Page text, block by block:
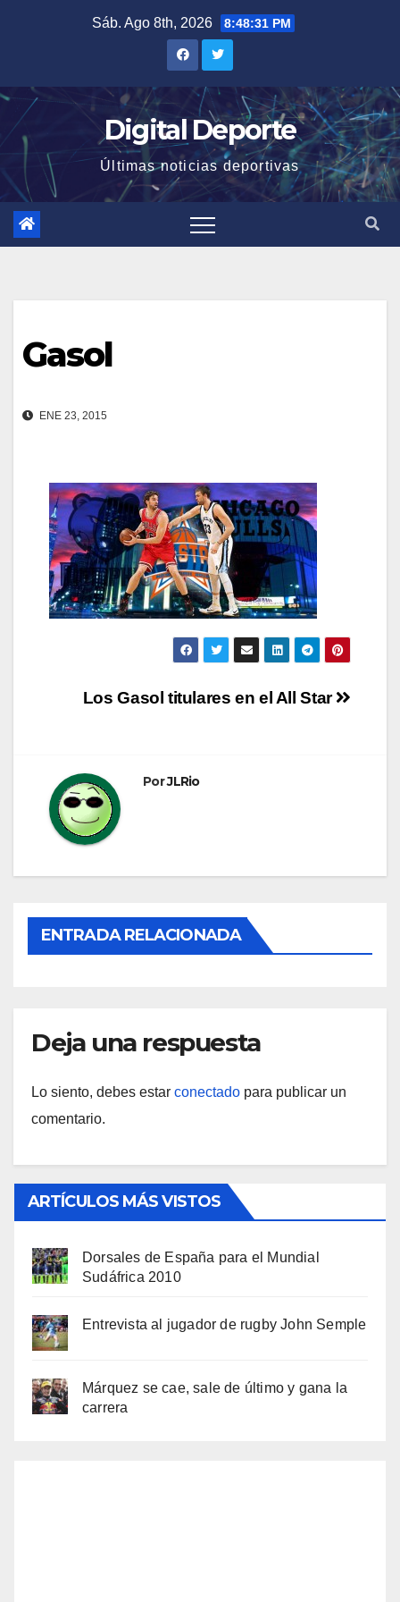
Sáb. Ago 8th, 2026 8:48:31 PM
Digital Deporte
Últimas noticias deportivas
Gasol
ENE 23, 2015
Navegación
entradas
Los Gasol titulares en el All Star
PorJLRio
ENTRADA RELACIONADA
Deja una respuesta
Lo siento, debes estar conectado para publicar un
comentario.
ARTÍCULOS MÁS VISTOS
Dorsales de España para el Mundial
Sudáfrica 2010
Entrevista al jugador de rugby John Semple
Márquez se cae, sale de último y gana la
carrera